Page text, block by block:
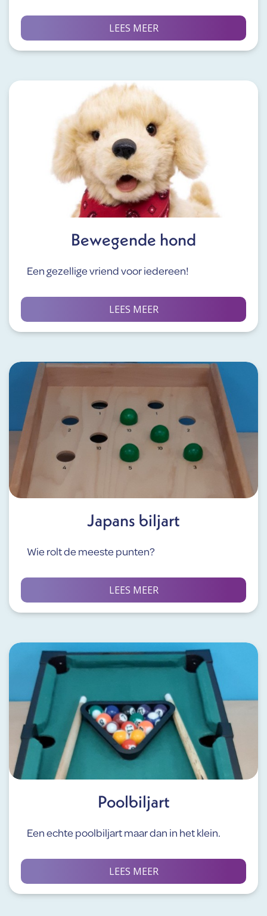
LEES MEER
Bewegende hond
Een gezellige vriend voor iedereen!
LEES MEER
Japans biljart
Wie rolt de meeste punten?
LEES MEER
Poolbiljart
Een echte poolbiljart maar dan in het klein.
LEES MEER